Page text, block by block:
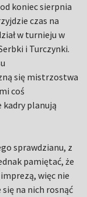
koniec sierpnia
czas na
w turnieju w
i Turczynki.
się mistrzostwa
coś
kadry planują
sprawdzianu, z
pamiętać, że
więc nie
na nich rosnąć